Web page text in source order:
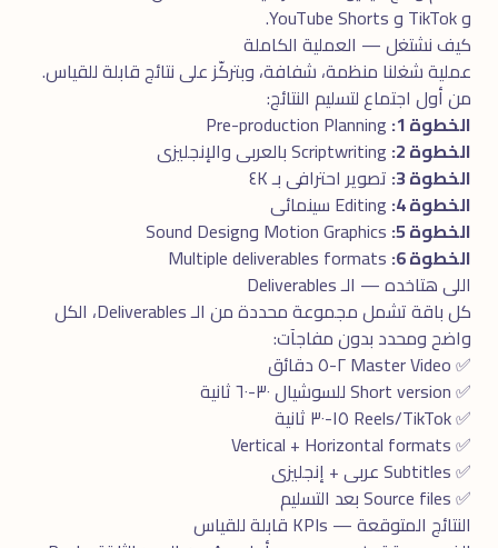
و TikTok و YouTube Shorts.
كيف نشتغل — العملية الكاملة
عملية شغلنا منظمة، شفافة، وبتركّز على نتائج قابلة للقياس.
من أول اجتماع لتسليم النتائج:
الخطوة 1:
الخطوة 2:
الخطوة 3:
تصوير احترافى بـ ٤K
الخطوة 4:
الخطوة 5:
الخطوة 6:
اللى هتاخده — الـ Deliverables
كل باقة تشمل مجموعة محددة من الـ Deliverables، الكل
واضح ومحدد بدون مفاجآت:
✅ Master Video ٢-٥ دقائق
✅ Short version للسوشيال ٣٠-٦٠ ثانية
✅ Reels/TikTok ١٥-٣٠ ثانية
✅ Vertical + Horizontal formats
✅ Subtitles عربى + إنجليزى
✅ Source files بعد التسليم
النتائج المتوقعة — KPIs قابلة للقياس